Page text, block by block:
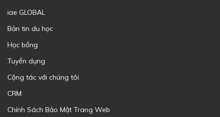
iae GLOBAL
Bản tin du học
Học bổng
Tuyển dụng
Cộng tác với chúng tôi
CRM
Chính Sách Bảo Mật Trang Web